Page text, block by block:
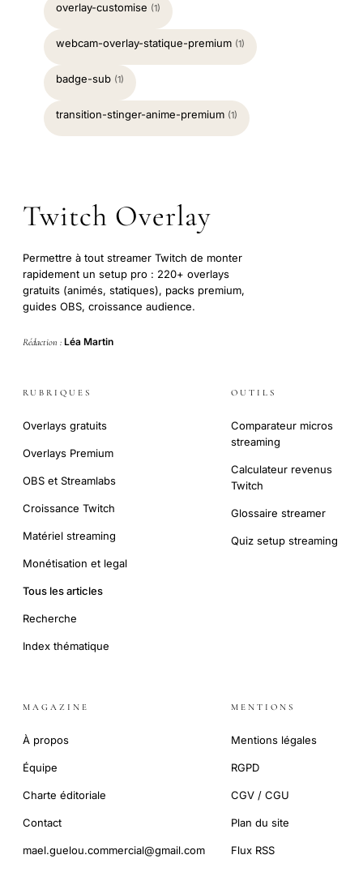
overlay-customise (1)
webcam-overlay-statique-premium (1)
badge-sub (1)
transition-stinger-anime-premium (1)
Twitch Overlay
Permettre à tout streamer Twitch de monter
rapidement un setup pro : 220+ overlays
gratuits (animés, statiques), packs premium,
guides OBS, croissance audience.
Rédaction : Léa Martin
RUBRIQUES
Overlays gratuits
Overlays Premium
OBS et Streamlabs
Croissance Twitch
Matériel streaming
Monétisation et legal
Tous les articles
Recherche
Index thématique
OUTILS
Comparateur micros
streaming
Calculateur revenus
Twitch
Glossaire streamer
Quiz setup streaming
MAGAZINE
À propos
Équipe
Charte éditoriale
Contact
mael.guelou.commercial@gmail.com
MENTIONS
Mentions légales
RGPD
CGV / CGU
Plan du site
Flux RSS